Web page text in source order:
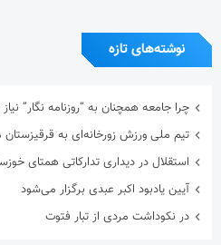
نوشته‌های تازه
چرا جامعه همچنان به “روزنامه نگار” نیاز
تیم ملی ورزش زورخانه‌ای به
استقلال در دیداری تدارکاتی همتای
آیین یادبود اکبر عبدی برگزار می‌شود
در نکوداشت مردی از تبار فتوت